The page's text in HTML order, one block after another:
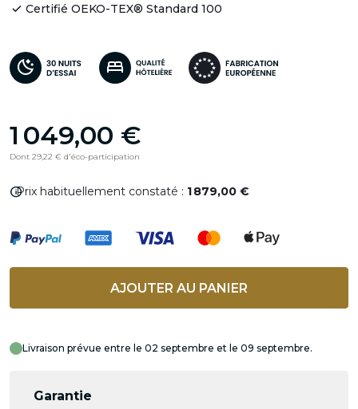
Certifié OEKO-TEX® Standard 100
1 049,00 €
Dont 29,22 € d'éco-participation
infoPrix habituellement constaté : 1 879,00 €
AJOUTER AU PANIER
Livraison prévue entre le 02 septembre et le 09 septembre.
Garantie